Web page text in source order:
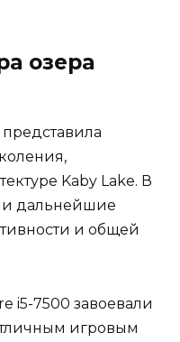
озера
Kaby Lake. В
дальнейшие
и общей
i5-7500 завоевали
игровым